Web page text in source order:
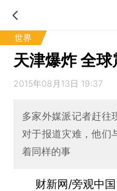
世界
天津爆炸 全球
2015年08月13日 19:37
多家外媒派记者赶往
对于报道灾难，他们
着同样的事
财新网/旁观中